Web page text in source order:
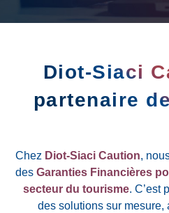
Diot-Siaci
partenaire
Chez Diot-Siaci Caution,
des Garanties Financières
secteur du tourisme. C’est
des solutions sur mesure,